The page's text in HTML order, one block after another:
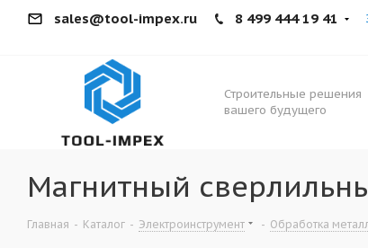
sales@tool-impex.ru 8 499 444 19 41
Строительные решения
вашего будущего
Магнитный
Главная - Каталог - Электроинструмент - Обработка